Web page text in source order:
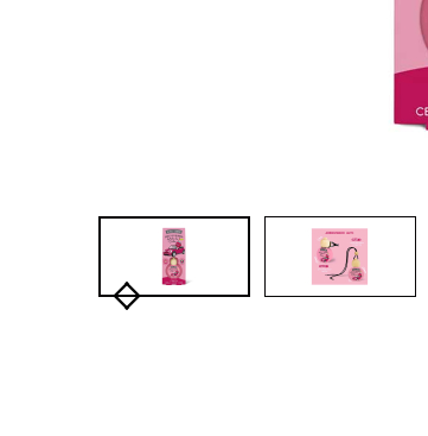
bisherigen Vorgänge